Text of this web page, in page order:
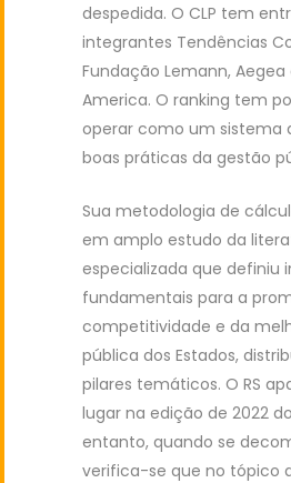
despedida. O CLP tem
integrantes Tendências
Fundação Lemann, Aegea
America. O ranking tem
operar como um sistema
boas práticas da gestão
Sua metodologia de
em amplo estudo da
especializada que definiu
fundamentais para a
competitividade e da
pública dos Estados,
pilares temáticos. O RS
lugar na edição de 2022
entanto, quando se
verifica-se que no tópico